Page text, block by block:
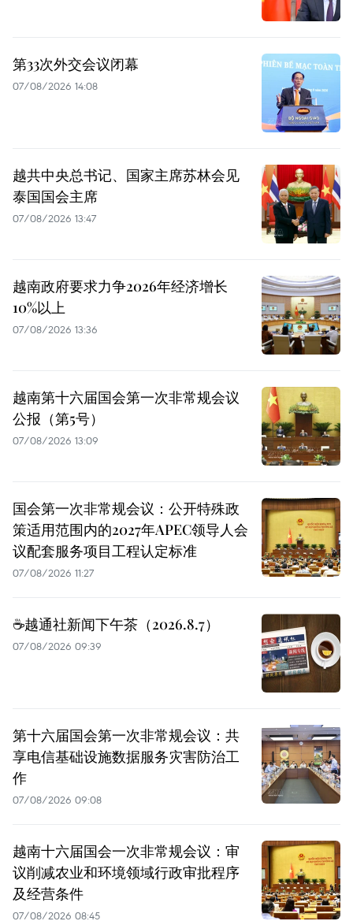
第33次外交会议闭幕
07/08/2026 14:08
越共中央总书记、国家主席苏林会见
泰国国会主席
07/08/2026 13:47
越南政府要求力争2026年经济增长
10%以上
07/08/2026 13:36
越南第十六届国会第一次非常规会议
公报（第5号）
07/08/2026 13:09
国会第一次非常规会议：公开特殊政
策适用范围内的2027年APEC领导人会
议配套服务项目工程认定标准
07/08/2026 11:27
☕️越通社新闻下午茶（2026.8.7）
07/08/2026 09:39
第十六届国会第一次非常规会议：共
享电信基础设施数据服务灾害防治工
作
07/08/2026 09:08
越南十六届国会一次非常规会议：审
议削减农业和环境领域行政审批程序
及经营条件
07/08/2026 08:45